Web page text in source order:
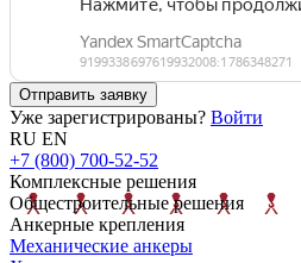
Отправить заявку
Уже зарегистрированы? Войти
RU EN
+7 (800) 700-52-52
Комплексные решения
Общестроительные решения
Анкерные крепления
Механические анкеры